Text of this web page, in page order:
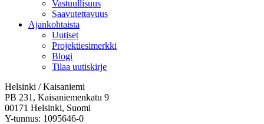
Vastuullisuus
Saavutettavuus
Ajankohtaista
Uutiset
Projektiesimerkki
Blogi
Tilaa uutiskirje
Helsinki / Kaisaniemi
PB 231, Kaisaniemenkatu 9
00171 Helsinki, Suomi
Y-tunnus: 1095646-0